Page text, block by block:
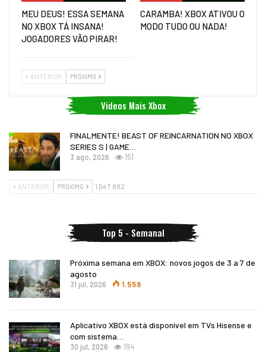
MEU DEUS! ESSA SEMANA
NO XBOX TÁ INSANA!
JOGADORES VÃO PIRAR!
CARAMBA! XBOX ATIVOU O
MODO TUDO OU NADA!
ANTERIOR PRÓXIMO
Videos Mais Xbox
FINALMENTE! BEAST OF REINCARNATION NO XBOX
SERIES S | GAME…
3 ago, 2026 151
ANTERIOR PRÓXIMO 1 De 7.882
Top 5 - Semanal
Próxima semana em XBOX: novos jogos de 3 a 7 de
agosto
31 jul, 2026 1.558
Aplicativo XBOX está disponível em TVs Hisense e
com sistema…
30 jul, 2026 194